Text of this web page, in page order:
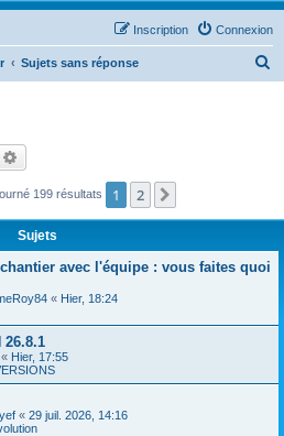
Connexion
Inscription
Sujets sans réponse
c
199 résultats 1 2
Sujets
avec l'équipe : vous faites quoi
« Hier, 18:24
26.8.1
« Hier, 17:55
« 29 juil. 2026, 14:16